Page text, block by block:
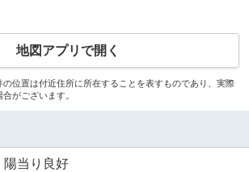
地図アプリで開く
位置は付近住所に所在することを表すものであり、実際
がございます。
陽当り良好